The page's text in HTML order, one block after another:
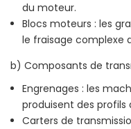
du moteur.
Blocs moteurs : les
le fraisage complexe
b) Composants de
Engrenages : les
produisent des profils
Carters de